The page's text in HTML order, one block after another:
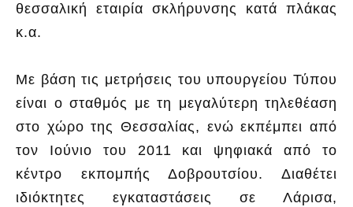
θεσσαλική εταιρία σκλήρυνσης κατά πλάκας
κ.α.
Με βάση τις μετρήσεις του υπουργείου Τύπου
είναι ο σταθμός με τη μεγαλύτερη τηλεθέαση
στο χώρο της Θεσσαλίας, ενώ εκπέμπει από
τον Ιούνιο του 2011 και ψηφιακά από το
κέντρο εκπομπής Δοβρουτσίου. Διαθέτει
ιδιόκτητες εγκαταστάσεις σε Λάρισα,